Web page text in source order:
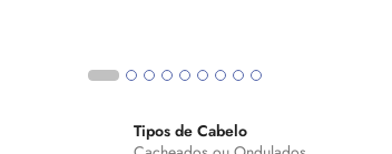
Tipos de Cabelo